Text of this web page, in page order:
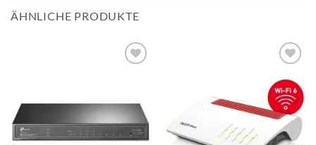
ÄHNLICHE PRODUKTE
BESTELLLISTE